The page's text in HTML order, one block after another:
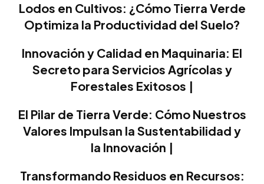
Lodos en Cultivos: ¿Cómo Tierra Verde
Optimiza la Productividad del Suelo?
Innovación y Calidad en Maquinaria: El
Secreto para Servicios Agrícolas y
Forestales Exitosos |
El Pilar de Tierra Verde: Cómo Nuestros
Valores Impulsan la Sustentabilidad y
la Innovación |
Transformando Residuos en Recursos: